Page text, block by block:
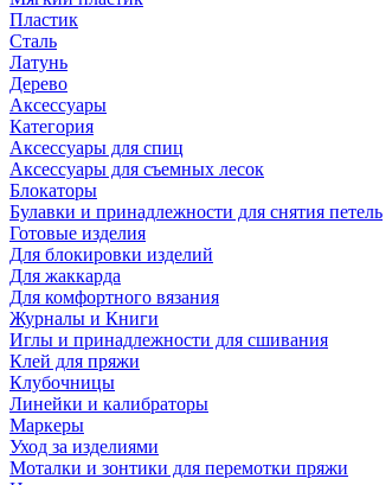
Пластик
Сталь
Латунь
Дерево
Аксессуары
Категория
Аксессуары для спиц
Аксессуары для съемных лесок
Блокаторы
Булавки и принадлежности для снятия петель
Готовые изделия
Для блокировки изделий
Для жаккарда
Для комфортного вязания
Журналы и Книги
Иглы и принадлежности для сшивания
Клей для пряжи
Клубочницы
Линейки и калибраторы
Маркеры
Уход за изделиями
Моталки и зонтики для перемотки пряжи